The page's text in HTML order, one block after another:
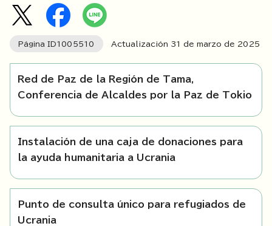
Página ID1005510 Actualización 31 de marzo de 2025
Red de Paz de la Región de Tama,
Conferencia de Alcaldes por la Paz de Tokio
Instalación de una caja de donaciones para
la ayuda humanitaria a Ucrania
Punto de consulta único para refugiados de
Ucrania